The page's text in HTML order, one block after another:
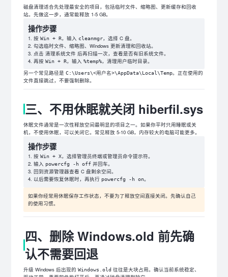
磁盘清理适合先处理最安全的项目，包括临时文件、缩略图、更新缓存和回收
站。先做这一步，通常能释放 1-5 GB。
操作步骤
按Win + R，输入 cleanmgr，选择 C 盘。
勾选临时文件、缩略图、Windows 更新清理和回收站。
点击清理系统文件 后再扫描一次，查看是否有旧系统文件。
再按Win + R，输入%temp%，清理用户临时目录。
另一个常见路径是C:\Users\<用户名>\AppData\Local\Temp。正在使用的
文件直接跳过，不要强制删除。
三、不用休眠就关闭 hiberfil.sys
休眠文件通常是一次性释放空间最明显的项目之一。如果你平时只用睡眠或关
机，不使用休眠，可以关闭它。常见释放 5-10 GB，内存较大的电脑可能更多。
操作步骤
按Win + X，选择管理员终端或管理员命令提示符。
输入 powercfg -h off 并回车。
回到资源管理器查看 C 盘剩余空间。
以后需要恢复休眠时，再执行 powercfg -h on。
如果你经常用休眠保存工作状态，不要为了释放空间直接关闭。先确认自己
的使用习惯。
四、删除 Windows.old 前先确
认不需要回退
升级 Windows 后出现的Windows.old 往往是大块占用。确认当前系统稳定、